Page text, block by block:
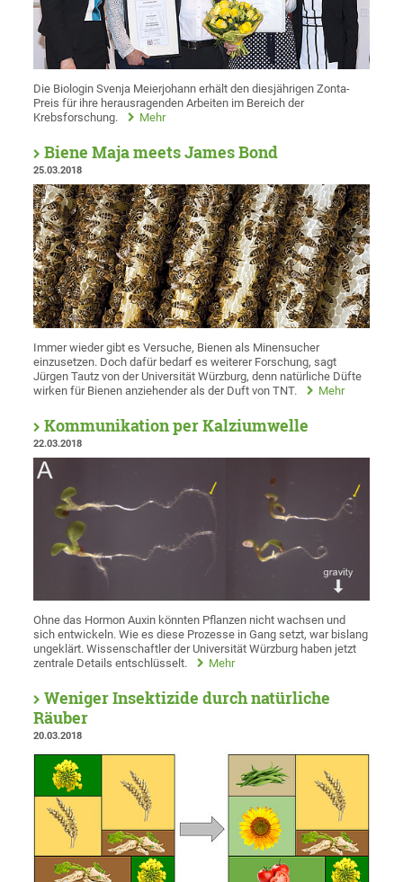
Die Biologin Svenja Meierjohann erhält den diesjährigen Zonta-
Preis für ihre herausragenden Arbeiten im Bereich der
Krebsforschung.
Mehr
Biene Maja meets James Bond
25.03.2018
Immer wieder gibt es Versuche, Bienen als Minensucher
einzusetzen. Doch dafür bedarf es weiterer Forschung, sagt
Jürgen Tautz von der Universität Würzburg, denn natürliche Düfte
wirken für Bienen anziehender als der Duft von TNT.
Mehr
Kommunikation per Kalziumwelle
22.03.2018
Ohne das Hormon Auxin könnten Pflanzen nicht wachsen und
sich entwickeln. Wie es diese Prozesse in Gang setzt, war bislang
ungeklärt. Wissenschaftler der Universität Würzburg haben jetzt
zentrale Details entschlüsselt.
Mehr
Weniger Insektizide durch natürliche
Räuber
20.03.2018